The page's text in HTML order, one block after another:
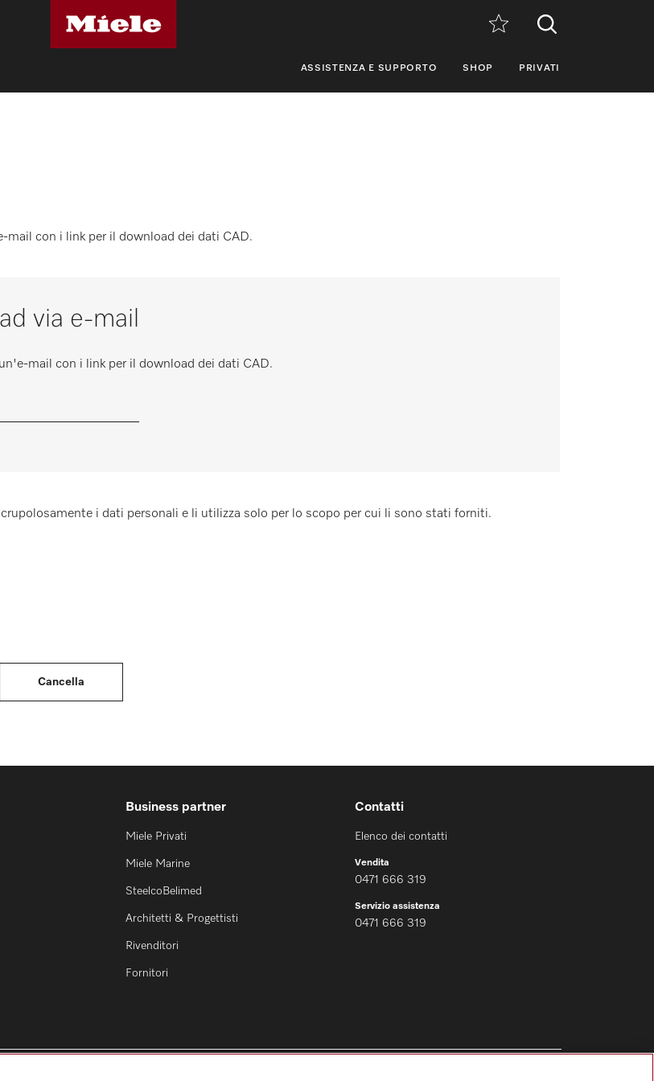
ASSISTENZA E SUPPORTO SHOP PRIVATI
mail con i link per il download dei dati CAD.
via e-mail
mail con i link per il download dei dati CAD.
i dati personali e li utilizza solo per lo scopo per cui li sono stati forniti.
Business partner
Miele Privati
Miele Marine
SteelcoBelimed
Architetti & Progettisti
Rivenditori
Fornitori
Contatti
Elenco dei contatti
Vendita
0471 666 319
Servizio assistenza
0471 666 319